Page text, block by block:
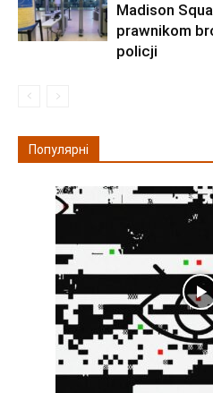
Madison
prawnikom
policji
Популярні